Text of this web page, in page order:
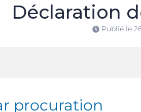
Déclaration
Publié le
procuration